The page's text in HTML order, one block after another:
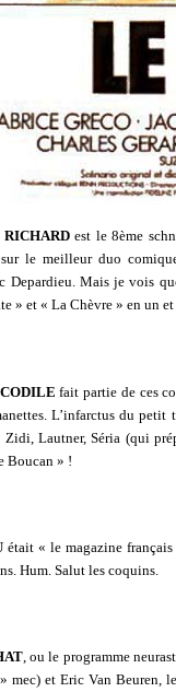
RICHARDest le 8ème
le meilleur duo
Depardieu. Mais je vois
» et « La Chèvre » en un
fait partie de ces
L’infarctus du petit
Zidi, Lautner, Séria (qui
Boucan » !
était « le magazine
Hum. Salut les coquins.
, ou le programme
mec) et Eric Van Beuren,